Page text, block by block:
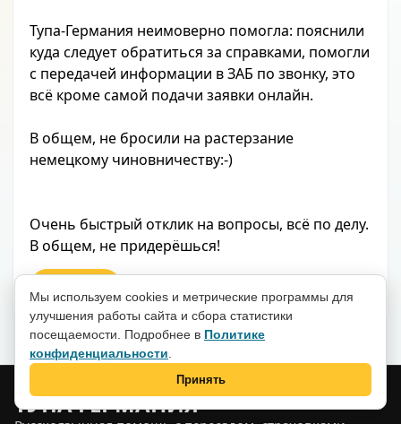
Тупа-Германия неимоверно помогла: пояснили
куда следует обратиться за справками, помогли
с передачей информации в ЗАБ по звонку, это
всё кроме самой подачи заявки онлайн.
В общем, не бросили на растерзание
немецкому чиновничеству:-)
Очень быстрый отклик на вопросы, всё по делу.
В общем, не придерёшься!
ТУПА ГЕРМАНИЯ
Мы используем cookies и метрические программы для
улучшения работы сайта и сбора статистики
посещаемости. Подробнее в Политике
конфиденциальности
Принять